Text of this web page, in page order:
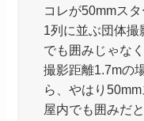
コレが50mmス
1列に並ぶ団体撮
でも囲みじゃな
撮影距離1.7mの
ら、やはり
屋内でも囲みだ